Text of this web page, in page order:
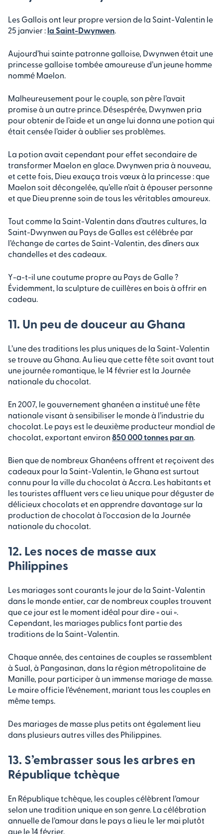
Les Gallois ont leur propre version de la Saint-Valentin le
25 janvier : la Saint-Dwynwen
Aujourd’hui sainte patronne galloise, Dwynwen était une
princesse galloise tombée amoureuse d’un jeune homme
nommé Maelon.
Malheureusement pour le couple, son père l’avait
promise à un autre prince. Désespérée, Dwynwen pria
pour obtenir de l’aide et un ange lui donna une potion qui
était censée l’aider à oublier ses problèmes.
La potion avait cependant pour effet secondaire de
transformer Maelon en glace. Dwynwen pria à nouveau,
et cette fois, Dieu exauça trois vœux à la princesse : que
Maelon soit décongelée, qu’elle n’ait à épouser personne
et que Dieu prenne soin de tous les véritables amoureux.
Tout comme la Saint-Valentin dans d’autres cultures, la
Saint-Dwynwen au Pays de Galles est célébrée par
l’échange de cartes de Saint-Valentin, des dîners aux
chandelles et des cadeaux.
Y-a-t-il une coutume propre au Pays de Galle ?
Évidemment, la sculpture de cuillères en bois à offrir en
cadeau.
11. Un peu de douceur au Ghana
L’une des traditions les plus uniques de la Saint-Valentin
se trouve au Ghana. Au lieu que cette fête soit avant tout
une journée romantique, le 14 février est la Journée
nationale du chocolat.
En 2007, le gouvernement ghanéen a institué une fête
nationale visant à sensibiliser le monde à l’industrie du
chocolat. Le pays est le deuxième producteur mondial de
chocolat, exportant environ 850 000 tonnes par an
Bien que de nombreux Ghanéens offrent et reçoivent des
cadeaux pour la Saint-Valentin, le Ghana est surtout
connu pour la ville du chocolat à Accra. Les habitants et
les touristes affluent vers ce lieu unique pour déguster de
délicieux chocolats et en apprendre davantage sur la
production de chocolat à l’occasion de la Journée
nationale du chocolat.
12. Les noces de masse aux
Philippines
Les mariages sont courants le jour de la Saint-Valentin
dans le monde entier, car de nombreux couples trouvent
que ce jour est le moment idéal pour dire « oui ».
Cependant, les mariages publics font partie des
traditions de la Saint-Valentin.
Chaque année, des centaines de couples se rassemblent
à Sual, à Pangasinan, dans la région métropolitaine de
Manille, pour participer à un immense mariage de masse.
Le maire officie l’événement, mariant tous les couples en
même temps.
Des mariages de masse plus petits ont également lieu
dans plusieurs autres villes des Philippines.
13. S’embrasser sous les arbres en
République tchèque
En République tchèque, les couples célèbrent l’amour
selon une tradition unique en son genre. La célébration
annuelle de l’amour dans le pays a lieu le 1er mai plutôt
que le 14 février.